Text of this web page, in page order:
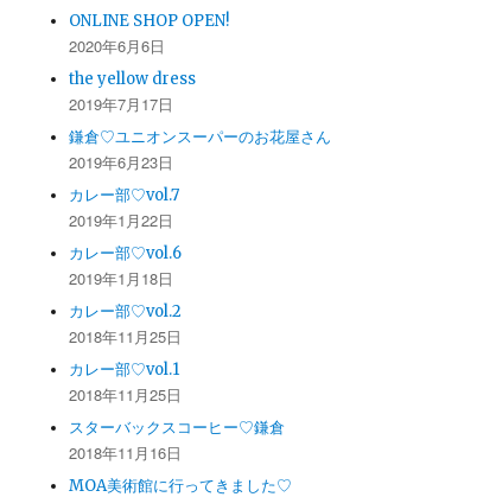
ONLINE SHOP OPEN!
2020年6月6日
the yellow dress
2019年7月17日
鎌倉♡ユニオンスーパーのお花屋さん
2019年6月23日
カレー部♡vol.7
2019年1月22日
カレー部♡vol.6
2019年1月18日
カレー部♡vol.2
2018年11月25日
カレー部♡vol.1
2018年11月25日
スターバックスコーヒー♡鎌倉
2018年11月16日
MOA美術館に行ってきました♡